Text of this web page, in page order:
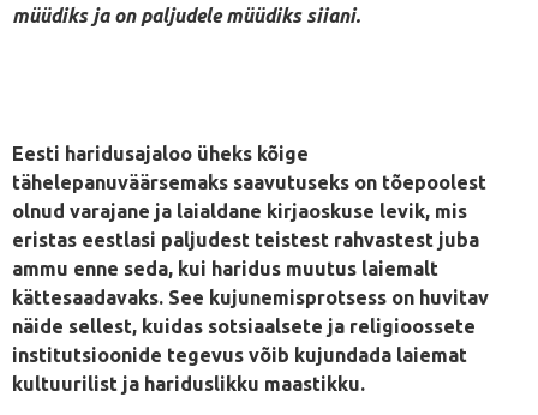
müüdiks ja on paljudele müüdiks siiani.
Eesti haridusajaloo üheks kõige
tähelepanuväärsemaks saavutuseks on tõepoolest
olnud varajane ja laialdane kirjaoskuse levik, mis
eristas eestlasi paljudest teistest rahvastest juba
ammu enne seda, kui haridus muutus laiemalt
kättesaadavaks. See kujunemisprotsess on huvitav
näide sellest, kuidas sotsiaalsete ja religioossete
institutsioonide tegevus võib kujundada laiemat
kultuurilist ja hariduslikku maastikku.